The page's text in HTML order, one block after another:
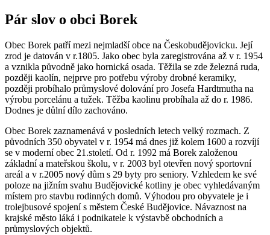
Pár slov o obci Borek
Obec Borek patří mezi nejmladší obce na Českobudějovicku. Její
zrod je datován v r.1805. Jako obec byla zaregistrována až v r. 1954
a vznikla původně jako hornická osada. Těžila se zde železná ruda,
později kaolín, nejprve pro potřebu výroby drobné keramiky,
později probíhalo průmyslové dolování pro Josefa Hardtmutha na
výrobu porcelánu a tužek. Těžba kaolinu probíhala až do r. 1986.
Dodnes je důlní dílo zachováno.
Obec Borek zaznamenává v posledních letech velký rozmach. Z
původních 350 obyvatel v r. 1954 má dnes již kolem 1600 a rozvíjí
se v moderní obec 21.století. Od r. 1992 má Borek založenou
základní a mateřskou školu, v r. 2003 byl otevřen nový sportovní
areál a v r.2005 nový dům s 29 byty pro seniory. Vzhledem ke své
poloze na jižním svahu Budějovické kotliny je obec vyhledávaným
místem pro stavbu rodinných domů. Výhodou pro obyvatele je i
trolejbusové spojení s městem České Budějovice. Návaznost na
krajské město láká i podnikatele k výstavbě obchodních a
průmyslových objektů.